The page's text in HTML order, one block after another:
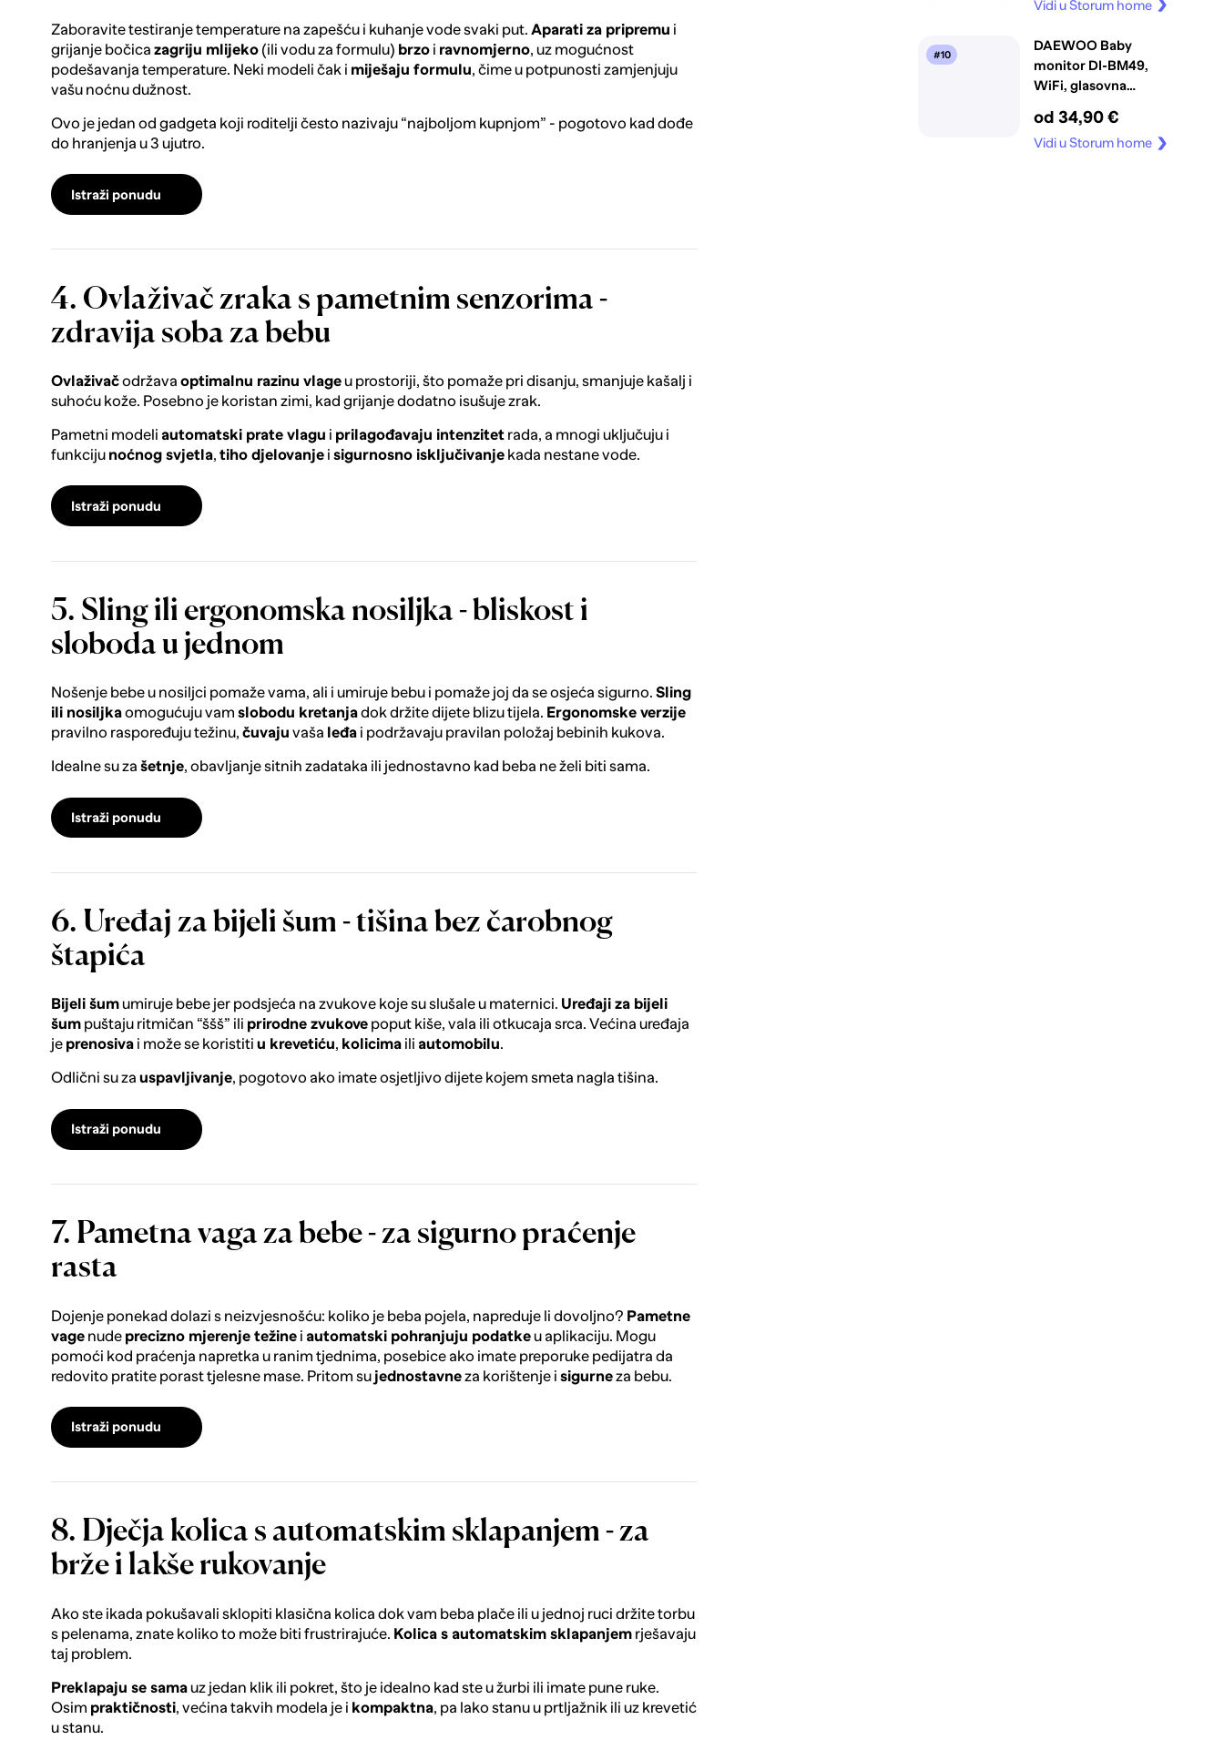
Zaboravite testiranje temperature na zapešću i kuhanje vode svaki put. Aparati za pripremu i
grijanje bočica zagriju mlijeko (ili vodu za formulu) brzo i ravnomjerno, uz mogućnost
podešavanja temperature. Neki modeli čak i miješaju formulu, čime u potpunosti zamjenjuju
vašu noćnu dužnost.
Ovo je jedan od gadgeta koji roditelji često nazivaju “najboljom kupnjom” - pogotovo kad dođe
do hranjenja u 3 ujutro.
Istraži ponudu
4. Ovlaživač zraka s pametnim senzorima -
zdravija soba za bebu
Ovlaživačodržava optimalnu razinu vlageu prostoriji, što pomaže pri disanju, smanjuje kašalj i
suhoću kože. Posebno je koristan zimi, kad grijanje dodatno isušuje zrak.
Pametni modeli automatski prate vlagu i prilagođavaju intenzitet rada, a mnogi uključuju i
funkciju noćnog svjetla, tiho djelovanje i sigurnosno isključivanje kada nestane vode.
Istraži ponudu
5. Sling ili ergonomska nosiljka - bliskost i
sloboda u jednom
Nošenje bebe u nosiljci pomaže vama, ali i umiruje bebu i pomaže joj da se osjeća sigurno. Sling
ili nosiljkaomogućuju vam slobodu kretanjadok držite dijete blizu tijela. Ergonomske verzije
pravilno raspoređuju težinu, čuvaju vaša leđa i podržavaju pravilan položaj bebinih kukova.
Idealne su za šetnje, obavljanje sitnih zadataka ili jednostavno kad beba ne želi biti sama.
Istraži ponudu
6. Uređaj za bijeli šum - tišina bez čarobnog
štapića
Bijeli šumumiruje bebe jer podsjeća na zvukove koje su slušale u maternici. Uređaji za bijeli
šum puštaju ritmičan “ššš” ili prirodne zvukove poput kiše, vala ili otkucaja srca. Većina uređaja
je prenosiva i može se koristiti u krevetiću, kolicima ili automobilu.
Odlični su za uspavljivanje, pogotovo ako imate osjetljivo dijete kojem smeta nagla tišina.
Istraži ponudu
7. Pametna vaga za bebe - za sigurno praćenje
rasta
Dojenje ponekad dolazi s neizvjesnošću: koliko je beba pojela, napreduje li dovoljno? Pametne
vage nude precizno mjerenje težine i automatski pohranjuju podatkeu aplikaciju. Mogu
pomoći kod praćenja napretka u ranim tjednima, posebice ako imate preporuke pedijatra da
redovito pratite porast tjelesne mase. Pritom su jednostavneza korištenje i sigurneza bebu.
Istraži ponudu
8. Dječja kolica s automatskim sklapanjem - za
brže i lakše rukovanje
Ako ste ikada pokušavali sklopiti klasična kolica dok vam beba plače ili u jednoj ruci držite torbu
s pelenama, znate koliko to može biti frustrirajuće. Kolica s automatskim sklapanjem rješavaju
taj problem.
Preklapaju se samauz jedan klik ili pokret, što je idealno kad ste u žurbi ili imate pune ruke.
Osim praktičnosti, većina takvih modela je i kompaktna, pa lako stanu u prtljažnik ili uz krevetić
u stanu.
300m
Vidi u Storum home
#10
DAEWOO Baby
monitor DI-BM49,
WiFi, glasovna
temperatura, do
300m
od 34,90 €
Vidi u Storum home